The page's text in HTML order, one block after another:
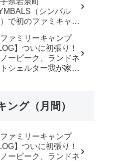
（シンバル
で初のファミキャ
さかの穴。 -
ファミリーキャンプ
】ついに初張り！
ーピーク、ランドネ
シェルター我が家で
ット アウトドア
ング（月間）
ファミリーキャンプ
】ついに初張り！
ーピーク、ランドネ